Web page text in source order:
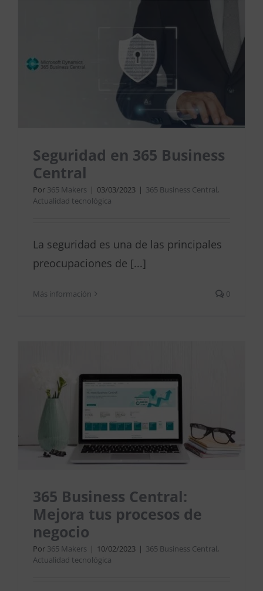
Seguridad en 365 Business
Central
Por 365 Makers | 03/03/2023 | 365 Business Central,
Actualidad tecnológica
La seguridad es una de las principales
preocupaciones de [...]
Más información 0
365 Business Central:
Mejora tus procesos de
negocio
Por 365 Makers | 10/02/2023 | 365 Business Central,
Actualidad tecnológica